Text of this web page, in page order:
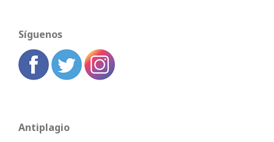
Síguenos
Antiplagio